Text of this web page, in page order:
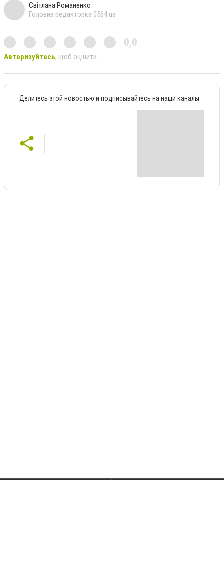
Світлана Романенко
Головна редакторка 0564.ua
0,0
Авторизуйтесь, щоб оцінити
Делитесь этой новостью и подписывайтесь на наши каналы